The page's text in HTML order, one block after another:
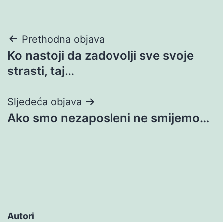
Navigacija
objava
Prethodna objava
Ko nastoji da zadovolji sve svoje
strasti, taj…
Sljedeća objava
Ako smo nezaposleni ne smijemo…
Autori